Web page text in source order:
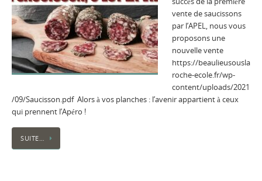
vente de saucissons
par l’APEL, nous vous
proposons une
nouvelle vente
https://beaulieusousla
roche-ecole.fr/wp-
content/uploads/2021
/09/Saucisson.pdf Alors à vos planches : l’avenir appartient à ceux
qui prennent l’Apéro !
SUITE…